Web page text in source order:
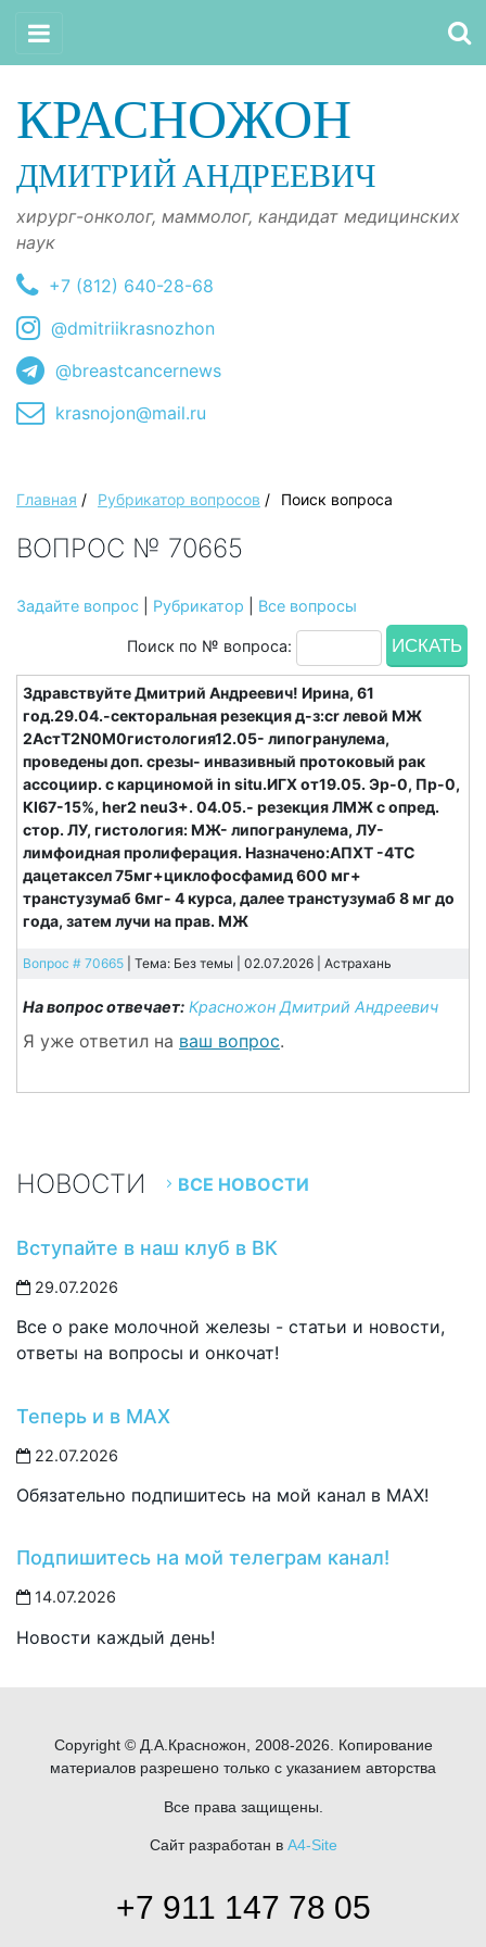
КРАСНОЖОН
ДМИТРИЙ АНДРЕЕВИЧ
хирург-онколог, маммолог, кандидат медицинских
наук
+7 (812) 640-28-68
@dmitriikrasnozhon
@breastcancernews
krasnojon@mail.ru
Главная / Рубрикатор вопросов / Поиск вопроса
ВОПРОС № 70665
Задайте вопрос Рубрикатор Все вопросы
Поиск по № вопроса:
Здравствуйте Дмитрий Андреевич! Ирина, 61
год.29.04.-секторальная резекция д-з:сr левой МЖ
2АстТ2N0M0гистология12.05- липогранулема,
проведены доп. срезы- инвазивный протоковый рак
ассоциир. с карциномой in situ.ИГХ от19.05. Эр-0, Пр-0,
КI67-15%, her2 neu3+. 04.05.- резекция ЛМЖ с опред.
стор. ЛУ, гистология: МЖ- липогранулема, ЛУ-
лимфоидная пролиферация. Назначено:АПХТ -4ТС
дацетаксел 75мг+циклофосфамид 600 мг+
транстузумаб 6мг- 4 курса, далее транстузумаб 8 мг до
года, затем лучи на прав. МЖ
Вопрос # 70665 | Тема: Без темы | 02.07.2026 | Астрахань
На вопрос отвечает: Красножон Дмитрий Андреевич
Я уже ответил на ваш вопрос.
НОВОСТИ ВСЕ НОВОСТИ
Вступайте в наш клуб в ВК
29.07.2026
Все о раке молочной железы - статьи и новости,
ответы на вопросы и онкочат!
Теперь и в MAX
22.07.2026
Обязательно подпишитесь на мой канал в MAX!
Подпишитесь на мой телеграм канал!
14.07.2026
Новости каждый день!
Copyright © Д.А.Красножон, 2008-2026. Копирование
материалов разрешено только с указанием авторства
Все права защищены.
Сайт разработан в A4-Site
+7 911 147 78 05